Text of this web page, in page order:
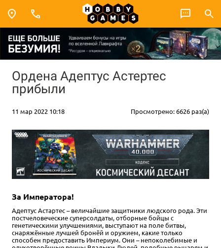
Ордена Адептус Астертес
прибыли
11 мар 2022 10:18 Просмотрено: 6626 раз(а)
За Императора!
Адептус Астартес – величайшие защитники людского рода. Эти
постчеловеческие суперсолдаты, отборные бойцы с
генетическими улучшениями, выступают на поле битвы,
снаряжённые лучшей бронёй и оружием, какие только
способен предоставить Империум. Они – непоколебимые и